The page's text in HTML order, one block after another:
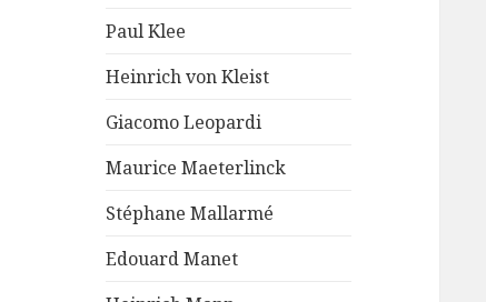
Paul Klee
Heinrich von Kleist
Giacomo Leopardi
Maurice Maeterlinck
Stéphane Mallarmé
Edouard Manet